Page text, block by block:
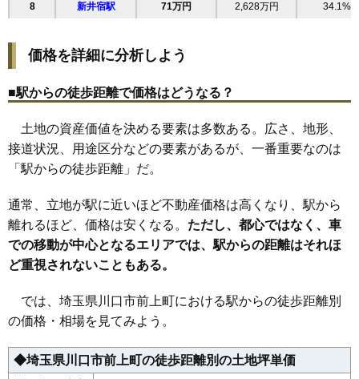
26 芝 106万円 3,176万円 34.3%
28 戸塚南 98万円
30 芝西 97万円 3,395万円 37.3%
31 飯原町 96万円 2,598万円 34.3%
32 新井町 94万円 3,861万円 38.5%
33 北原台
34 芝塚原 93万円 3,340万円 34.5%
35 坂下町 92万円 2,773万円 41.7%
36 戸塚東 92万円 4,188万円 38.5%
37 南前川 92万円
39 長蔵
41 西立野 86万円 3,359万円
8 新井宿駅 71万円 2,628万円 34.1%
価格を詳細に分析しよう
■駅からの徒歩距離で価格はどうなる？
土地の資産価値を決める要素は多数ある。広さ、地形、
接道状況、用途区分などの要素があるが、一番重要なのは
「駅からの徒歩距離」だ。
通常、立地が駅に近いほど不動産価格は高くなり、駅から
離れるほど、価格は安くなる。 ただし、都心ではなく、車
での移動が中心となるエリアでは、駅からの距離はそれほ
ど重視されないこともある。
では、埼玉県川口市前上町における駅からの徒歩距離別
の価格・相場を見てみよう。
◆埼玉県川口市前上町の徒歩距離別の土地坪単価